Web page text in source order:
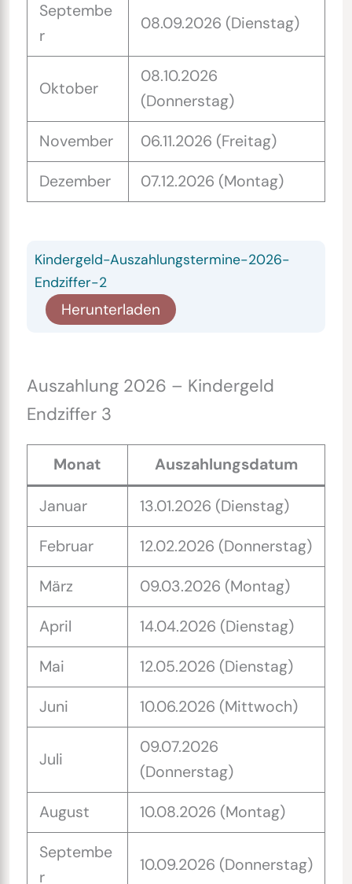
Septembe
r
08.09.2026 (Dienstag)
Oktober
08.10.2026
(Donnerstag)
November 06.11.2026 (Freitag)
Dezember 07.12.2026 (Montag)
Kindergeld-Auszahlungstermine-2026-
Endziffer-2
Herunterladen
Auszahlung 2026 – Kindergeld
Endziffer 3
Monat Auszahlungsdatum
Januar 13.01.2026 (Dienstag)
Februar 12.02.2026 (Donnerstag)
März 09.03.2026 (Montag)
April 14.04.2026 (Dienstag)
Mai 12.05.2026 (Dienstag)
Juni 10.06.2026 (Mittwoch)
Juli
09.07.2026
(Donnerstag)
August 10.08.2026 (Montag)
Septembe
r
10.09.2026 (Donnerstag)